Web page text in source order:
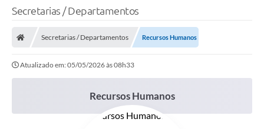
Secretarias / Departamentos
Secretarias / Departamentos Recursos Humanos
Atualizado em: 05/05/2026 às 08h33
Recursos Humanos